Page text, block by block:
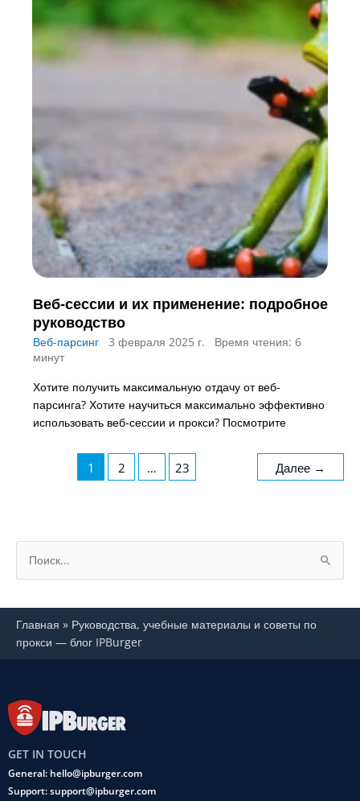
Веб-сессии и их применение: подробное
руководство
Веб-парсинг 3 февраля 2025 г.
Время чтения: 6
минут
Хотите получить максимальную отдачу от веб-
парсинга? Хотите научиться максимально эффективно
использовать веб-сессии и прокси? Посмотрите
1 2 … 23 Далее →
о
и
с
к
Главная » Руководства, учебные материалы и советы по
прокси — блог IPBurger
GET IN TOUCH
General: hello@ipburger.com
Support: support@ipburger.com